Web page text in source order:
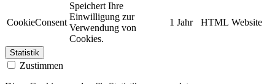
CookieConsent
Speichert Ihre
Einwilligung zur
Verwendung von
Cookies.
1 Jahr HTML Website
Statistik
Zustimmen